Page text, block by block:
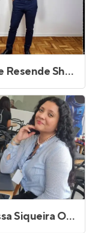
Andre Resende Shiohara
Clarissa Siqueira Ortiz